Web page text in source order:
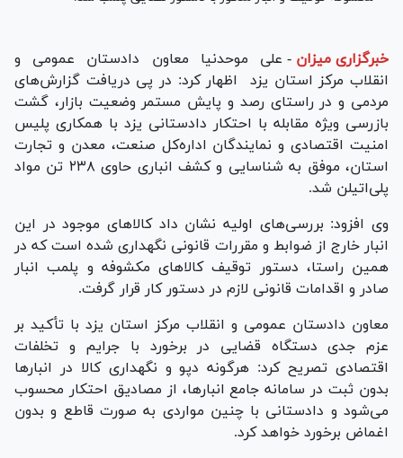
خبرگزاری میزان - علی موحدنیا معاون دادستان عمومی و
انقلاب مرکز استان یزد اظهار کرد: در پی دریافت گزارش‌های
مردمی و در راستای رصد و پایش مستمر وضعیت بازار، گشت
بازرسی ویژه مقابله با احتکار دادستانی یزد با همکاری پلیس
امنیت اقتصادی و نمایندگان اداره‌کل صنعت، معدن و تجارت
استان، موفق به شناسایی و کشف انباری حاوی ۲۳۸ تن مواد
پلی‌اتیلن شد.
وی افزود: بررسی‌های اولیه نشان داد کالا‌های موجود در این
انبار خارج از ضوابط و مقررات قانونی نگهداری شده است که در
همین راستا، دستور توقیف کالا‌های مکشوفه و پلمب انبار
صادر و اقدامات قانونی لازم در دستور کار قرار گرفت.
معاون دادستان عمومی و انقلاب مرکز استان یزد با تأکید بر
عزم جدی دستگاه قضایی در برخورد با جرایم و تخلفات
اقتصادی تصریح کرد: هرگونه دپو و نگهداری کالا در انبار‌ها
بدون ثبت در سامانه جامع انبارها، از مصادیق احتکار محسوب
می‌شود و دادستانی با چنین مواردی به صورت قاطع و بدون
اغماض برخورد خواهد کرد.